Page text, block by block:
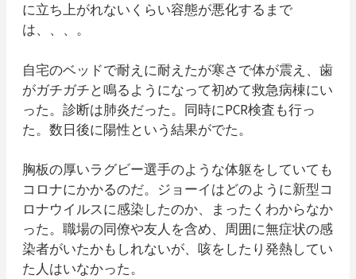
に立ち上がれないくらい容態が悪化するまで
は、、、。
自宅のベッドで耐えに耐えたが寒さで体が震え、歯
がガチガチと鳴るようになって初めて救急病棟にい
った。診断は肺炎だった。同時にPCR検査も行っ
た。数日後に陽性という結果がでた。
胸板の厚いラグビー選手のような体躯をしていても
コロナにかかるのだ。ジョーイはどのように新型コ
ロナウイルスに感染したのか、まったくわからなか
った。職場の同僚や友人を含め、周囲に無症状の感
染者がいたかもしれないが、咳をしたり発熱してい
た人はいなかった。